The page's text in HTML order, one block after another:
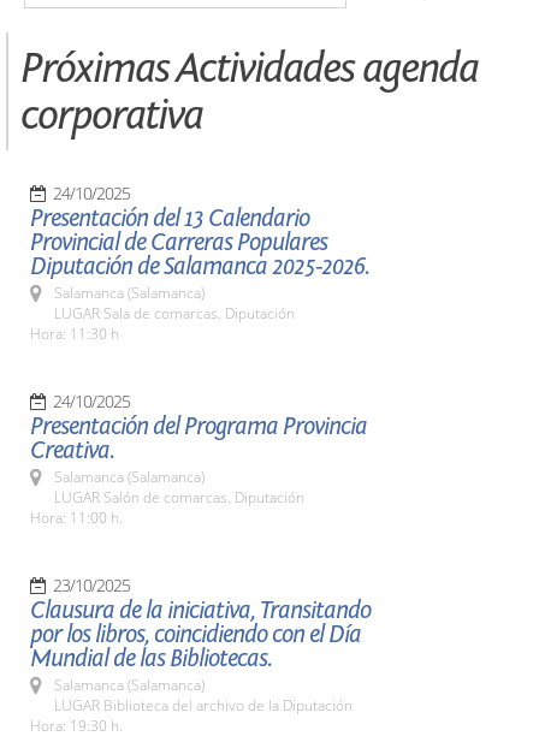
Próximas Actividades agenda
corporativa
24/10/2025
Presentación del 13 Calendario
Provincial de Carreras Populares
Diputación de Salamanca 2025-2026.
Salamanca (Salamanca)
LUGAR Sala de comarcas. Diputación
Hora: 11:30 h
24/10/2025
Presentación del Programa Provincia
Creativa.
Salamanca (Salamanca)
LUGAR Salón de comarcas. Diputación
Hora: 11:00 h.
23/10/2025
Clausura de la iniciativa, Transitando
por los libros, coincidiendo con el Día
Mundial de las Bibliotecas.
Salamanca (Salamanca)
LUGAR Biblioteca del archivo de la Diputación
Hora: 19:30 h.